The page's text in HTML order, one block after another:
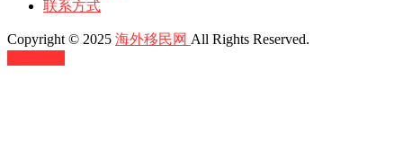
联系方式
Copyright © 2025 海外移民网 All Rights Reserved.